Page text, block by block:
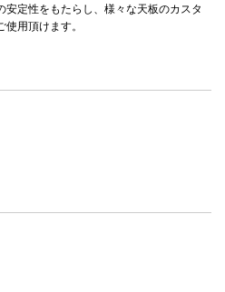
安定性をもたらし、様々な天板のカスタ
用頂けます。